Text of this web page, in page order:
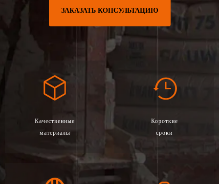
ЗАКАЗАТЬ КОНСУЛЬТАЦИЮ
Качественные
материалы
Короткие
сроки